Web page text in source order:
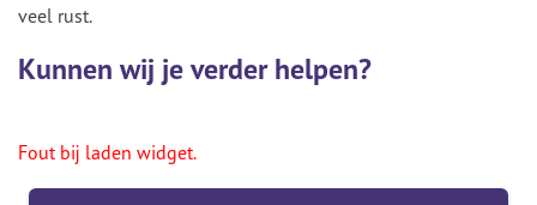
veel rust.
Kunnen wij je verder helpen?
Fout bij laden widget.